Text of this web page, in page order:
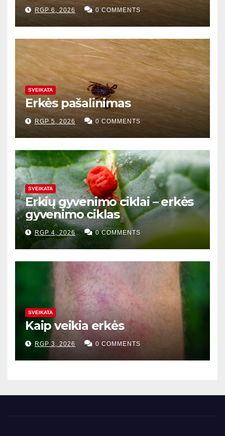
RGP 6, 2026 0 COMMENTS
SVEIKATA
Erkės pašalinimas
RGP 5, 2026 0 COMMENTS
SVEIKATA
Erkių gyvenimo ciklai – erkės
gyvenimo ciklas
RGP 4, 2026 0 COMMENTS
SVEIKATA
Kaip veikia erkės
RGP 3, 2026 0 COMMENTS